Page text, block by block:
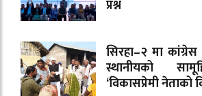
प्रश्न
सिरहा–२ मा
स्थानीयको
‘विकासप्रेमी नेताको